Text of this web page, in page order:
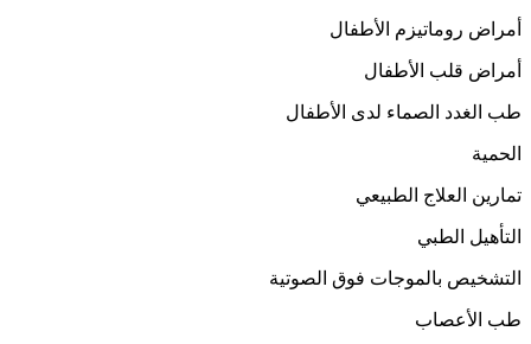
أمراض روماتيزم الأطفال
أمراض قلب الأطفال
طب الغدد الصماء لدى الأطفال
الحمية
تمارين العلاج الطبيعي
التأهيل الطبي
التشخيص بالموجات فوق الصوتية
طب الأعصاب